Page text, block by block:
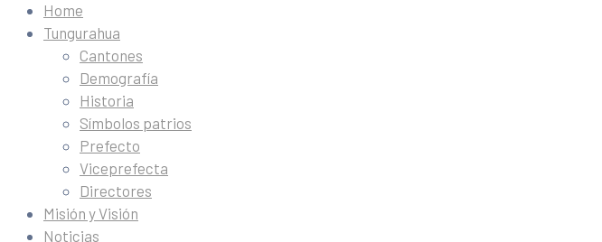
Home
Tungurahua
Cantones
Demografía
Historia
Símbolos patrios
Prefecto
Viceprefecta
Directores
Misión y Visión
Noticias